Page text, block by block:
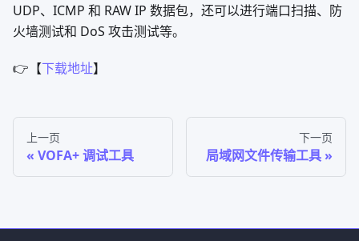
UDP、ICMP 和 RAW IP 数据包，还可以进行端口扫描、防
火墙测试和 DoS 攻击测试等。
👉【下载地址】
上一页
VOFA+ 调试工具
下一页
局域网文件传输工具